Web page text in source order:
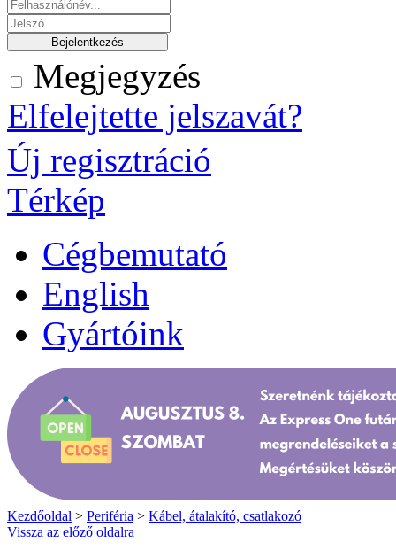
Megjegyzés
Elfelejtette jelszavát?
Új regisztráció
Térkép
Cégbemutató
English
Gyártóink
Kezdőoldal > Periféria > Kábel, átalakító, csatlakozó
Vissza az előző oldalra